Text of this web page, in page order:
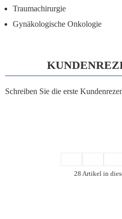
Traumachirurgie
Gynäkologische Onkologie
Schreiben Sie die erste
28 Artikel in